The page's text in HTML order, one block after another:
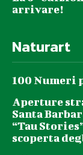
arrivare!
Naturart
100 Numeri
Aperture
Santa
“Tau
scoperta